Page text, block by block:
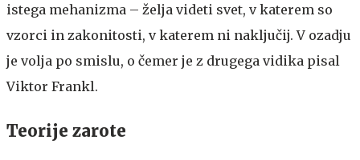
istega mehanizma – želja videti svet, v katerem so
vzorci in zakonitosti, v katerem ni naključij. V ozadju
je volja po smislu, o čemer je z drugega vidika pisal
Viktor Frankl.
Teorije zarote